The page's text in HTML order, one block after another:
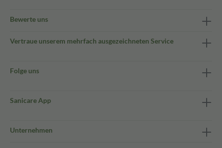
Bewerte uns
Vertraue unserem mehrfach ausgezeichneten Service
Folge uns
Sanicare App
Unternehmen